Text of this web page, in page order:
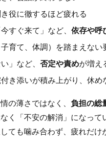
役に徹するほど疲れる
すぐ来て」など、 依存や呼
育て、体調）を踏まえない
」など、 否定や責めが増え
き添いが積み上がり、休め
の薄さではなく、 負担の総
く「不安の解消」になって
ても噛み合わず、疲れだけ